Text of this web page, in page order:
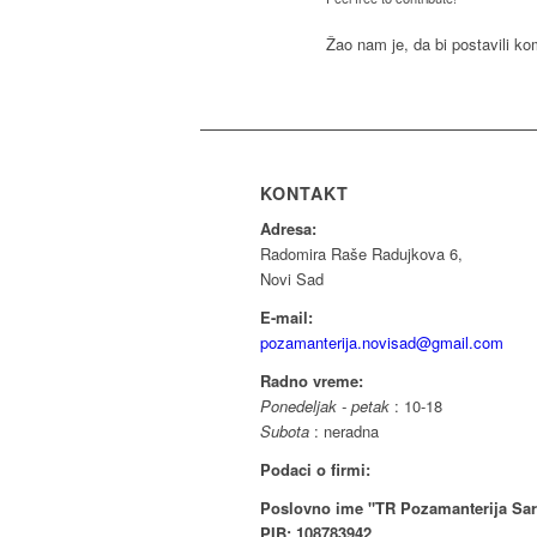
Žao nam je, da bi postavili
KONTAKT
Adresa:
Radomira Raše Radujkova 6,
Novi Sad
E-mail:
pozamanterija.novisad@gmail.com
Radno vreme:
Ponedeljak - petak : 10-18
Subota : neradna
Podaci o firmi:
Poslovno ime "TR Pozamanterija